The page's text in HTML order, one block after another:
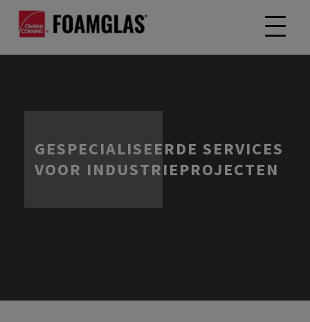
GESPECIALISEERDE SERVICES
VOOR INDUSTRIEPROJECTEN